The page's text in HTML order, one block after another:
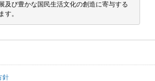
及び豊かな国民生活文化の創造に寄与する
す。
針